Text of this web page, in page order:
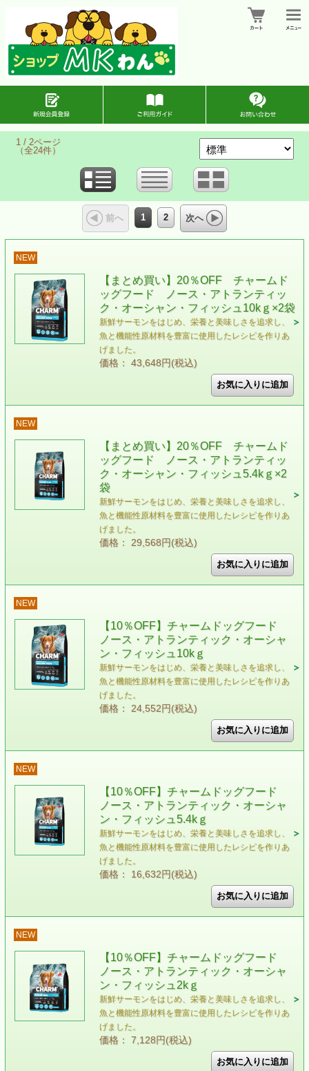
1 / 2ページ
（全24件）
前へ 1 2 次へ
NEW
【まとめ買い】20％OFF チャームド
ッグフード ノース・アトランティッ
ク・オーシャン・フィッシュ10kｇ×2袋
新鮮サーモンをはじめ、栄養と美味しさを追求し、
魚と機能性原材料を豊富に使用したレシピを作りあ
げました。
価格： 43,648円(税込)
NEW
【まとめ買い】20％OFF チャームド
ッグフード ノース・アトランティッ
ク・オーシャン・フィッシュ5.4kｇ×2
袋
新鮮サーモンをはじめ、栄養と美味しさを追求し、
魚と機能性原材料を豊富に使用したレシピを作りあ
げました。
価格： 29,568円(税込)
NEW
【10％OFF】チャームドッグフード
ノース・アトランティック・オーシャ
ン・フィッシュ10kｇ
新鮮サーモンをはじめ、栄養と美味しさを追求し、
魚と機能性原材料を豊富に使用したレシピを作りあ
げました。
価格： 24,552円(税込)
NEW
【10％OFF】チャームドッグフード
ノース・アトランティック・オーシャ
ン・フィッシュ5.4kｇ
新鮮サーモンをはじめ、栄養と美味しさを追求し、
魚と機能性原材料を豊富に使用したレシピを作りあ
げました。
価格： 16,632円(税込)
NEW
【10％OFF】チャームドッグフード
ノース・アトランティック・オーシャ
ン・フィッシュ2kｇ
新鮮サーモンをはじめ、栄養と美味しさを追求し、
魚と機能性原材料を豊富に使用したレシピを作りあ
げました。
価格： 7,128円(税込)